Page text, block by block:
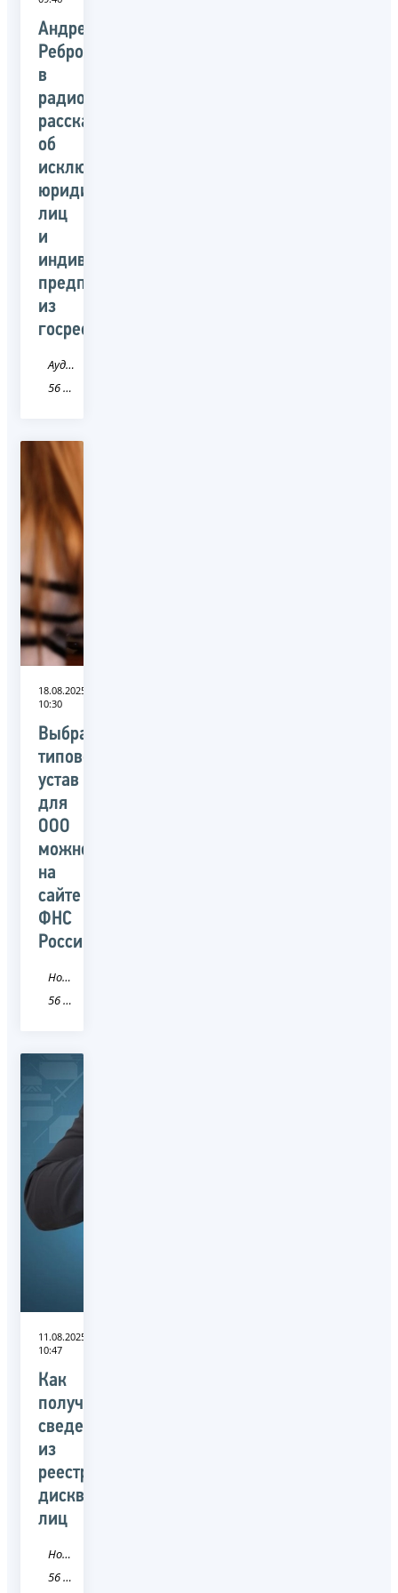
Андрей
Ребров
в
радиоэфире
рассказал
об
исключении
юридических
лиц
и
индивидуальных
предпринимателей
из
госреестров
Аудио
56 Оренбургская область
18.08.2025
10:30
Выбрать
типовой
устав
для
ООО
можно
на
сайте
ФНС
России
Новость
56 Оренбургская область
11.08.2025
10:47
Как
получить
сведения
из
реестра
дисквалифицированных
лиц
Новость
56 Оренбургская область